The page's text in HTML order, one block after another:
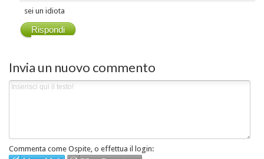
sei un idiota
Rispondi
Invia un nuovo commento
Commenta come Ospite, o effettua il login: